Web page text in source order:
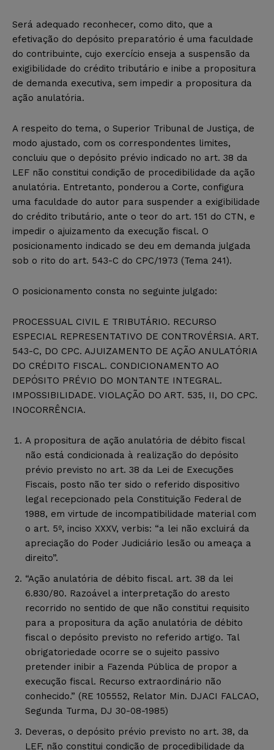
Será adequado reconhecer, como dito, que a
efetivação do depósito preparatório é uma faculdade
do contribuinte, cujo exercício enseja a suspensão da
exigibilidade do crédito tributário e inibe a propositura
de demanda executiva, sem impedir a propositura da
ação anulatória.
A respeito do tema, o Superior Tribunal de Justiça, de
modo ajustado, com os correspondentes limites,
concluiu que o depósito prévio indicado no art. 38 da
LEF não constitui condição de procedibilidade da ação
anulatória. Entretanto, ponderou a Corte, configura
uma faculdade do autor para suspender a exigibilidade
do crédito tributário, ante o teor do art. 151 do CTN, e
impedir o ajuizamento da execução fiscal. O
posicionamento indicado se deu em demanda julgada
sob o rito do art. 543-C do CPC/1973 (Tema 241).
O posicionamento consta no seguinte julgado:
PROCESSUAL CIVIL E TRIBUTÁRIO. RECURSO
ESPECIAL REPRESENTATIVO DE CONTROVÉRSIA. ART.
543-C, DO CPC. AJUIZAMENTO DE AÇÃO ANULATÓRIA
DO CRÉDITO FISCAL. CONDICIONAMENTO AO
DEPÓSITO PRÉVIO DO MONTANTE INTEGRAL.
IMPOSSIBILIDADE. VIOLAÇÃO DO ART. 535, II, DO CPC.
INOCORRÊNCIA.
A propositura de ação anulatória de débito fiscal
não está condicionada à realização do depósito
prévio previsto no art. 38 da Lei de Execuções
Fiscais, posto não ter sido o referido dispositivo
legal recepcionado pela Constituição Federal de
1988, em virtude de incompatibilidade material com
o art. 5º, inciso XXXV, verbis: “a lei não excluirá da
apreciação do Poder Judiciário lesão ou ameaça a
direito”.
“Ação anulatória de débito fiscal. art. 38 da lei
6.830/80. Razoável a interpretação do aresto
recorrido no sentido de que não constitui requisito
para a propositura da ação anulatória de débito
fiscal o depósito previsto no referido artigo. Tal
obrigatoriedade ocorre se o sujeito passivo
pretender inibir a Fazenda Pública de propor a
execução fiscal. Recurso extraordinário não
conhecido.” (RE 105552, Relator Min. DJACI FALCAO,
Segunda Turma, DJ 30-08-1985)
Deveras, o depósito prévio previsto no art. 38, da
LEF, não constitui condição de procedibilidade da